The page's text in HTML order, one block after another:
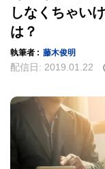
しなくちゃい
は？
執筆者 : 藤木俊明
配信日: 2019.01.22